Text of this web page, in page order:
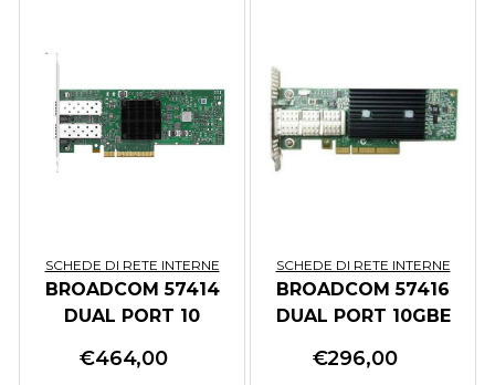
SCHEDE DI RETE INTERNE
BROADCOM 57414
DUAL PORT 10
ADAPTER FH
€464,00
SCHEDE DI RETE INTERNE
BROADCOM 57416
DUAL PORT 10GBE
€296,00